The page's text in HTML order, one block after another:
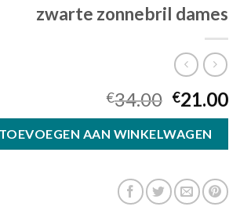
zwarte zonnebril dames
€34.00 €21.00
TOEVOEGEN AAN WINKELWAGEN